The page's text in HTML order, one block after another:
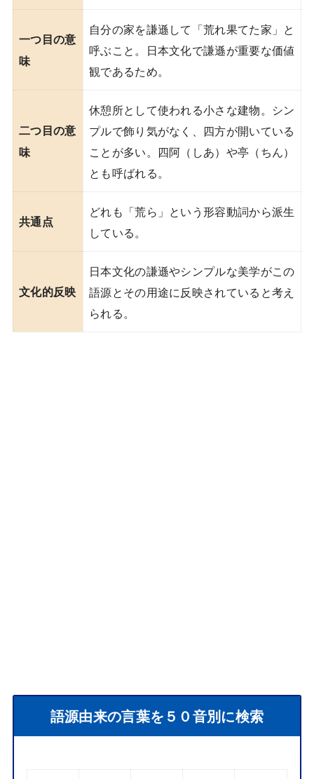
一つ目の意
味
自分の家を謙遜して「荒れ果てた家」と
呼ぶこと。日本文化で謙遜が重要な価値
観であるため。
二つ目の意
味
休憩所として使われる小さな建物。シン
プルで飾り気がなく、四方が開いている
ことが多い。四阿（しあ）や亭（ちん）
とも呼ばれる。
共通点
どれも「荒ら」という形容動詞から派生
している。
文化的反映
日本文化の謙遜やシンプルな美学がこの
語源とその用途に反映されていると考え
られる。
語源由来の言葉を５０音別に検索